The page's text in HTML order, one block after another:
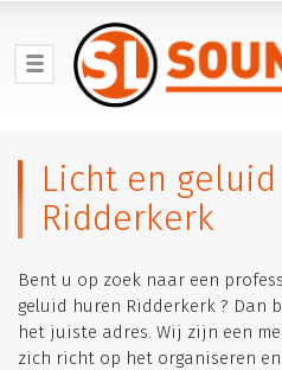
Licht en
Ridderkerk
Bent u op zoek naar een
geluid huren Ridderkerk ? Dan
het juiste adres. Wij zijn een
zich richt op het organiseren